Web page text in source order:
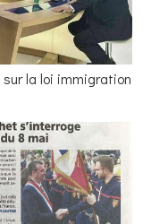
la loi immigration